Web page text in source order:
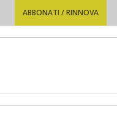
ABBONATI / RINNOVA